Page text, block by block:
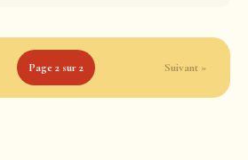
Page 2 sur 2 Suivant »